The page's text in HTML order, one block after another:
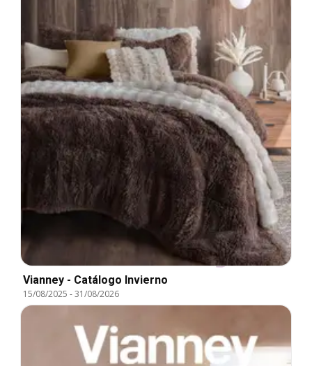
Vianney - Catálogo Invierno
15/08/2025 -31/08/2026